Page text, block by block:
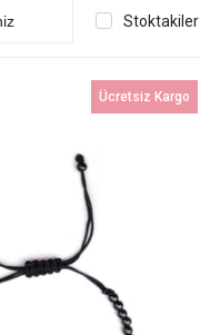
Stoktakiler
Ücretsiz Kargo